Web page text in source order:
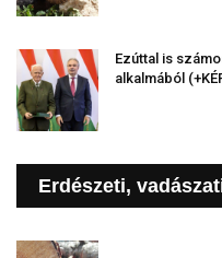
Ezúttal is
alkalmából
Erdészeti,